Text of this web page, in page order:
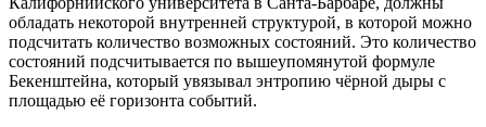
обладать некоторой внутренней структурой, в которой можно
подсчитать количество возможных состояний. Это количество
состояний подсчитывается по вышеупомянутой формуле
Бекенштейна, который увязывал энтропию чёрной дыры с
площадью её горизонта событий.